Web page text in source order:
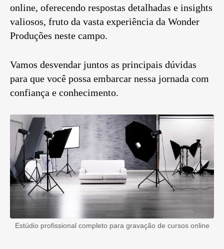
online, oferecendo respostas detalhadas e insights
valiosos, fruto da vasta experiência da Wonder
Produções neste campo.
Vamos desvendar juntos as principais dúvidas
para que você possa embarcar nessa jornada com
confiança e conhecimento.
Estúdio profissional completo para gravação de cursos online